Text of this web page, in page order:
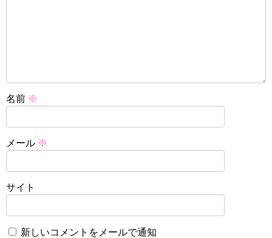
名前 ※
メール ※
サイト
新しいコメントをメールで通知